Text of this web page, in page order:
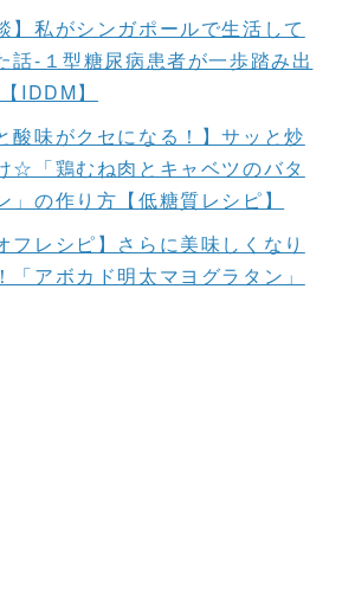
】私がシンガポールで生活して
話-１型糖尿病患者が一歩踏み出
IDDM】
酸味がクセになる！】サッと炒
☆「鶏むね肉とキャベツのバタ
」の作り方【低糖質レシピ】
フレシピ】さらに美味しくなり
「アボカド明太マヨグラタン」